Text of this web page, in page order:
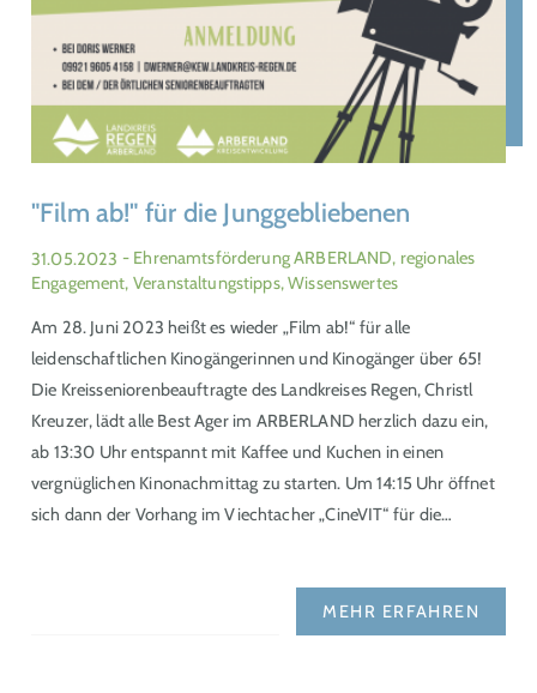
"Film ab!" für die Junggebliebenen
31.05.2023 - Ehrenamtsförderung ARBERLAND, regionales
Engagement, Veranstaltungstipps, Wissenswertes
Am 28. Juni 2023 heißt es wieder „Film ab!“ für alle
leidenschaftlichen Kinogängerinnen und Kinogänger über 65!
Die Kreisseniorenbeauftragte des Landkreises Regen, Christl
Kreuzer, lädt alle Best Ager im ARBERLAND herzlich dazu ein,
ab 13:30 Uhr entspannt mit Kaffee und Kuchen in einen
vergnüglichen Kinonachmittag zu starten. Um 14:15 Uhr öffnet
sich dann der Vorhang im Viechtacher „CineVIT“ für die…
MEHR ERFAHREN